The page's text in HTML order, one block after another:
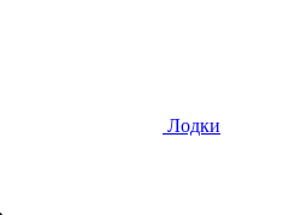
Лодки